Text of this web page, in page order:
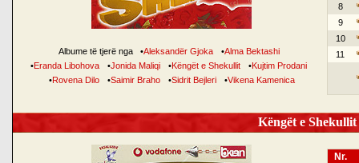
Albume të tjerë nga •Aleksandër Gjoka •Alma Bektashi
•Eranda Libohova •Jonida Maliqi •Këngët e Shekullit •Kujtim Prodani
•Rovena Dilo •Saimir Braho •Sidrit Bejleri •Vikena Kamenica
8
9
10
11
Këngët e
Nr.